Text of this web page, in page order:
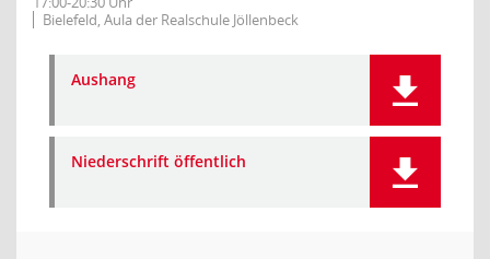
Bielefeld, Aula der Realschule Jöllenbeck
Aushang
Niederschrift öffentlich